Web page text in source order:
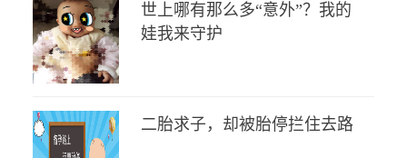
世上哪有那么多“意外”？我的
娃我来守护
二胎求子，却被胎停拦住去路